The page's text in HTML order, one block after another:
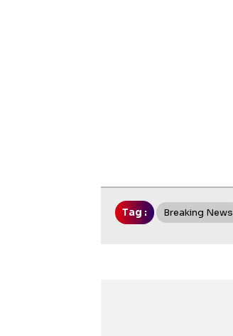
Tag : Breaking News